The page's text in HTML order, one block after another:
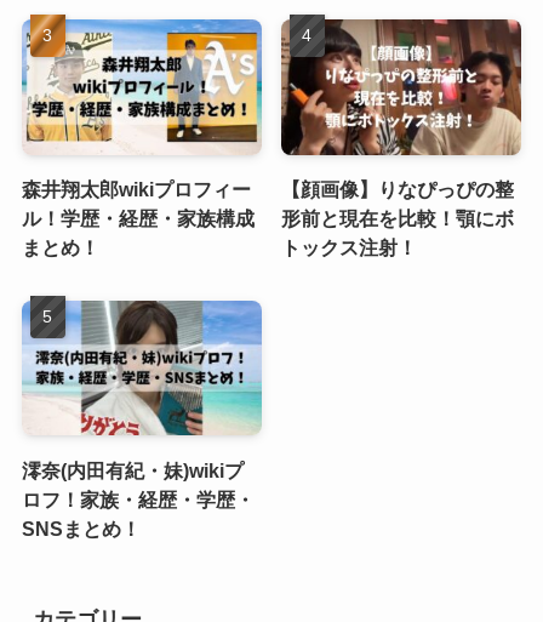
森井翔太郎wikiプロフィー
ル！学歴・経歴・家族構成
まとめ！
【顔画像】りなぴっぴの整
形前と現在を比較！顎にボ
トックス注射！
澪奈(内田有紀・妹)wikiプ
ロフ！家族・経歴・学歴・
SNSまとめ！